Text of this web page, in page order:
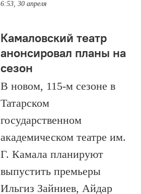
6:53, 30 апреля
Камаловский театр
анонсировал планы на
сезон
В новом, 115-м сезоне в
Татарском
государственном
академическом театре им.
Г. Камала планируют
выпустить премьеры
Ильгиз Зайниев, Айдар